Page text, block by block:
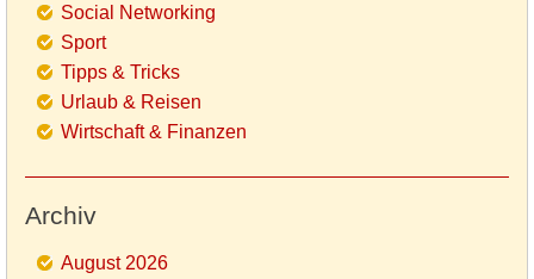
Social Networking
Sport
Tipps & Tricks
Urlaub & Reisen
Wirtschaft & Finanzen
Archiv
August 2026